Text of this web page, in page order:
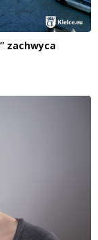
zachwyca